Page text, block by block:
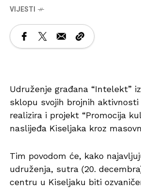
VIJESTI
Udruženje građana “Intelekt”
sklopu svojih brojnih aktivnosti
realizira i projekt “Promocija
naslijeđa Kiseljaka kroz
Tim povodom će, kako
udruženja, sutra (20.
centru u Kiseljaku biti